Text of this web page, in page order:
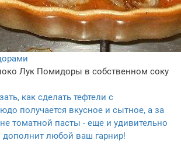
Лук Помидоры в собственном соку
как сделать тефтели с
получается вкусное и сытное, а за
томатной пасты - еще и удивительно
дополнит любой ваш гарнир!